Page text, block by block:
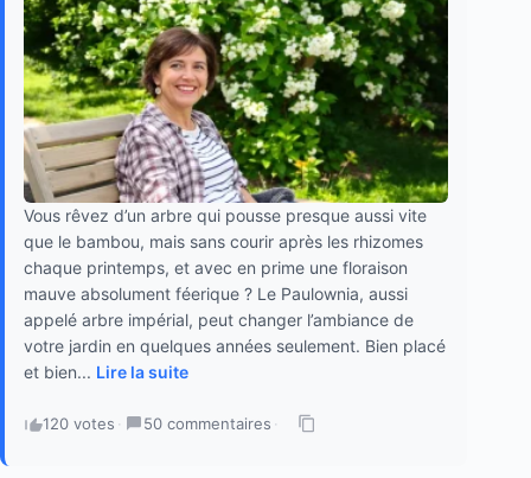
Vous rêvez d’un arbre qui pousse presque aussi vite
que le bambou, mais sans courir après les rhizomes
chaque printemps, et avec en prime une floraison
mauve absolument féerique ? Le Paulownia, aussi
appelé arbre impérial, peut changer l’ambiance de
votre jardin en quelques années seulement. Bien placé
et bien... Lire la suite
120 votes · 50 commentaires ·